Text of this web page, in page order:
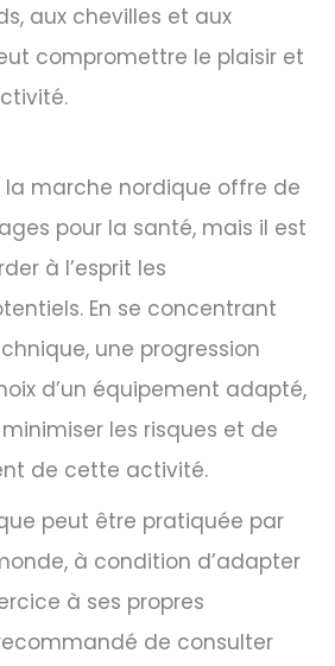
aux chevilles et aux
compromettre le plaisir et
la marche nordique offre de
pour la santé, mais il est
à l’esprit les
En se concentrant
une progression
d’un équipement adapté,
les risques et de
de cette activité.
peut être pratiquée par
à condition d’adapter
à ses propres
de consulter